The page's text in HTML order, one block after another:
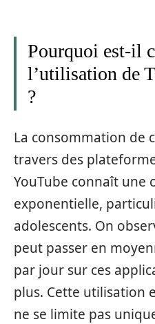
Pourquoi est-il
l’utilisation de
?
La consommation de
travers des
YouTube connaît une
exponentielle,
adolescents. On
peut passer en
par jour sur ces
plus. Cette utilisation
ne se limite pas